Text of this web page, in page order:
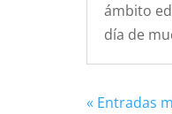
ámbito
día de
« Entradas